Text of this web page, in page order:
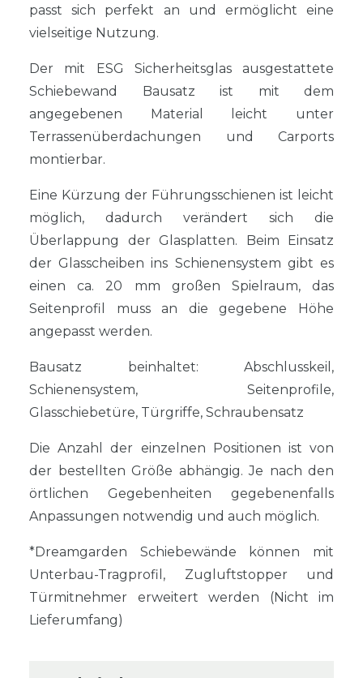
passt sich perfekt an und ermöglicht eine
vielseitige Nutzung.
Der mit ESG Sicherheitsglas ausgestattete
Schiebewand Bausatz ist mit dem
angegebenen Material leicht unter
Terrassenüberdachungen und Carports
montierbar.
Eine Kürzung der Führungsschienen ist leicht
möglich, dadurch verändert sich die
Überlappung der Glasplatten. Beim Einsatz
der Glasscheiben ins Schienensystem gibt es
einen ca. 20 mm großen Spielraum, das
Seitenprofil muss an die gegebene Höhe
angepasst werden.
Bausatz beinhaltet: Abschlusskeil,
Schienensystem, Seitenprofile,
Glasschiebetüre, Türgriffe, Schraubensatz
Die Anzahl der einzelnen Positionen ist von
der bestellten Größe abhängig. Je nach den
örtlichen Gegebenheiten gegebenenfalls
Anpassungen notwendig und auch möglich.
*Dreamgarden Schiebewände können mit
Unterbau-Tragprofil, Zugluftstopper und
Türmitnehmer erweitert werden (Nicht im
Lieferumfang)